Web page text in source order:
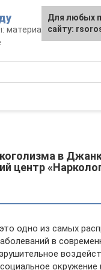
материалы, монтаж и
в
центр
одно из самых
в
окружение
Для любых
сайту: